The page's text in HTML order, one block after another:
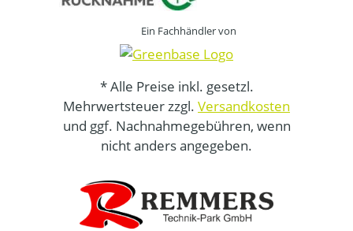
Ein Fachhändler von
* Alle Preise inkl. gesetzl.
Mehrwertsteuer zzgl. Versandkosten
und ggf. Nachnahmegebühren, wenn
nicht anders angegeben.